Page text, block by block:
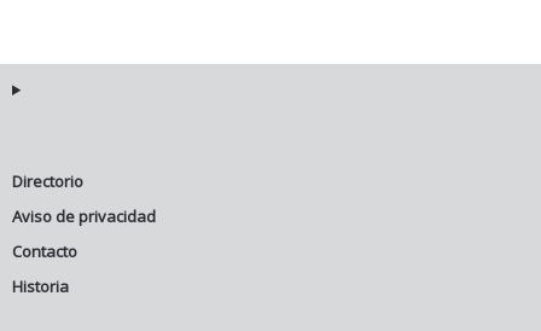
Directorio
Aviso de privacidad
Contacto
Historia